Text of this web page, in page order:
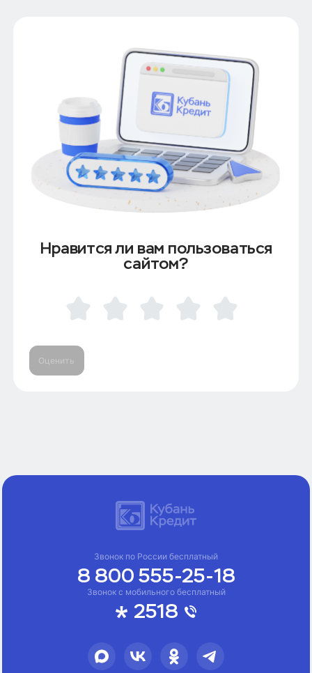
Нравится ли вам пользоваться
сайтом?
Оценить
Звонок с мобильного бесплатный
2518
Звонок по России бесплатный
8 800 555-25-18